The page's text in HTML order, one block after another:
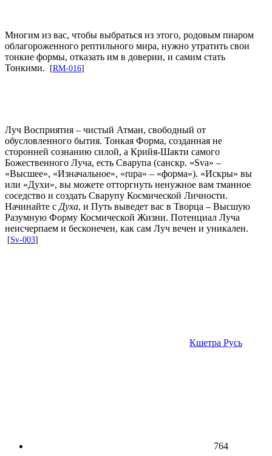
Многим из вас, чтобы выбраться из этого, родовым пиаром
облагороженного рептильного мира, нужно утратить свои
тонкие формы, отказать им в доверии, и самим стать
Тонкими.
[RM-016]
Луч Восприятия – чистый Атман, свободный от
обусловленного бытия. Тонкая Форма, созданная не
сторонней сознанию силой, а Крийя-Шакти самого
Божественного Луча, есть Сварупа (санскр. «Sva» –
«Высшее», «Изначальное», «rupa» – «форма»). «Искры» вы
или «Духи», вы можете отторгнуть ненужное вам тманное
соседство и создать Сварупу Космической Личности.
Начинайте с Духа, и Путь выведет вас в Творца – Высшую
Разумную Форму Космической Жизни. Потенциал Луча
неисчерпаем и бесконечен, как сам Луч вечен и уникален.
[Sv-003]
Кшетра Русь
764